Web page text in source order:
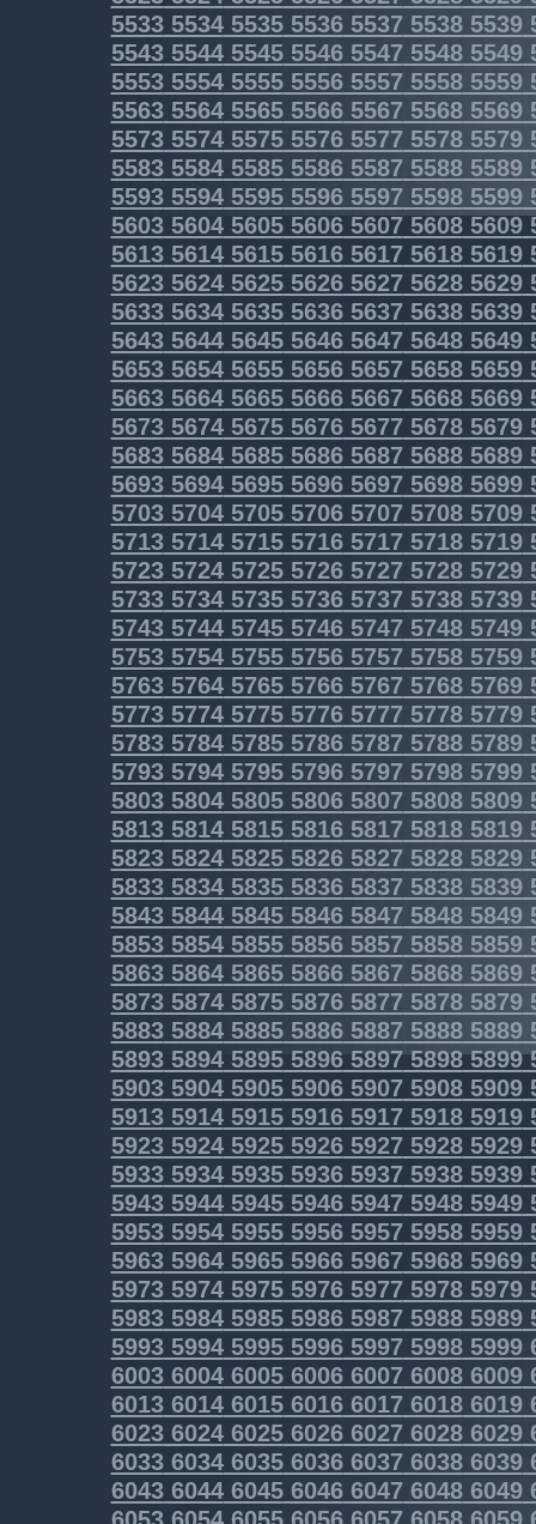
55335534553555365537 55385539
55435544554555465547 55485549
55535554555555565557 55585559
55635564556555665567 55685569
55735574557555765577 55785579
55835584558555865587 55885589
55935594559555965597 55985599
5603560456055606560756085609
5613561456155616561756185619
5623562456255626562756285629
5633563456355636563756385639
5643564456455646564756485649
5653565456555656565756585659
5663566456655666566756685669
5673567456755676567756785679
5683568456855686568756885689
5693569456955696569756985699
5703570457055706570757085709
5713571457155716571757185719
5723572457255726572757285729
5733573457355736573757385739
5743574457455746574757485749
5753575457555756575757585759
57635764576557665767 57685769
5773577457755776577757785779
57835784578557865787 57885789
57935794579557965797 57985799
58035804580558065807 58085809
5813581458155816581758185819
58235824582558265827 58285829
58335834583558365837 58385839
58435844584558465847 58485849
58535854585558565857 58585859
58635864586558665867 58685869
58735874587558765877 58785879
58835884588558865887 58885889
5893589458955896589758985899
5903590459055906590759085909
5913591459155916591759185919
5923592459255926592759285929
5933593459355936593759385939
5943594459455946594759485949
5953595459555956595759585959
5963596459655966596759685969
5973597459755976597759785979
5983598459855986598759885989
5993599459955996599759985999
6003600460056006600760086009
6013601460156016601760186019
6023602460256026602760286029
6033603460356036603760386039
6043604460456046604760486049